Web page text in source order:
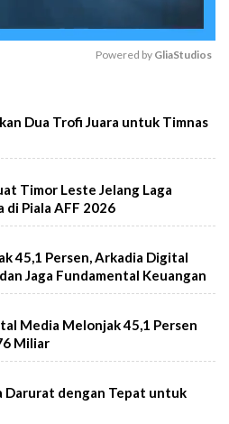
Powered by GliaStudios
Dua Trofi Juara untuk Timnas
Timor Leste Jelang Laga
di Piala AFF 2026
45,1 Persen, Arkadia Digital
Jaga Fundamental Keuangan
Media Melonjak 45,1 Persen
Miliar
Darurat dengan Tepat untuk